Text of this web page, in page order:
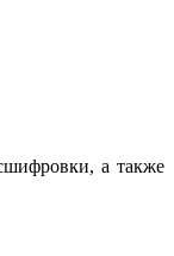
а также